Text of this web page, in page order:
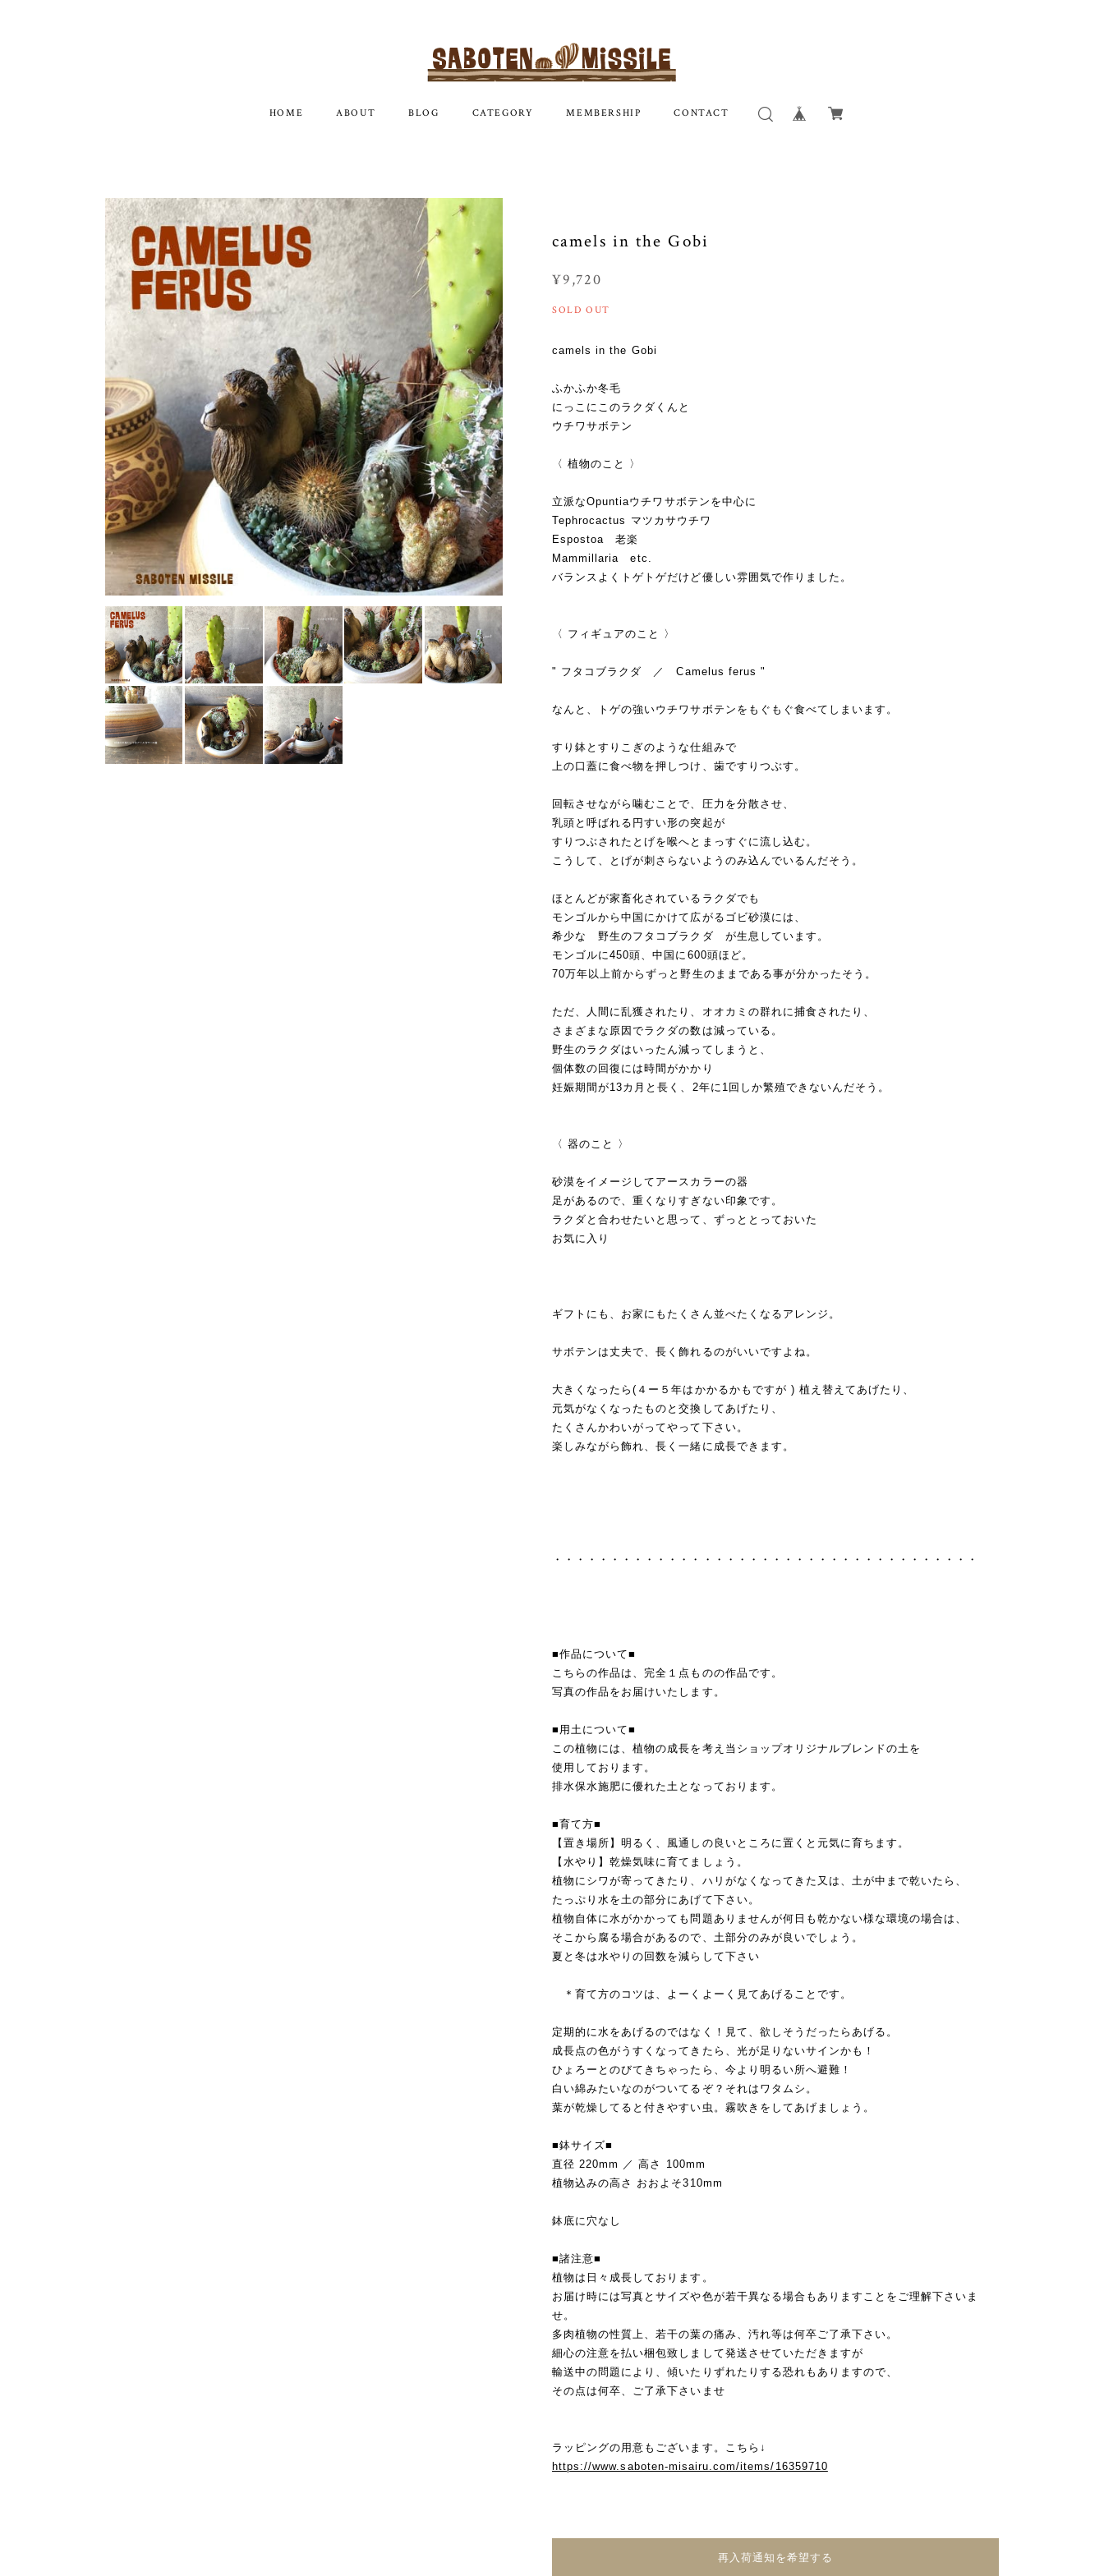
HOME ABOUT BLOG CATEGORY MEMBERSHIP CONTACT
camels in the Gobi
¥9,720
SOLD OUT
camels in the Gobi
ふかふか冬毛
にっこにこのラクダくんと
ウチワサボテン
〈 植物のこと 〉
立派なOpuntiaウチワサボテンを中心に
Tephrocactus マツカサウチワ
Espostoa 老楽
Mammillaria etc.
バランスよくトゲトゲだけど優しい雰囲気で作りました。
〈 フィギュアのこと 〉
" フタコブラクダ ／ Camelus ferus "
なんと、トゲの強いウチワサボテンをもぐもぐ食べてしまいます。
すり鉢とすりこぎのような仕組みで
上の口蓋に食べ物を押しつけ、歯ですりつぶす。
回転させながら噛むことで、圧力を分散させ、
乳頭と呼ばれる円すい形の突起が
すりつぶされたとげを喉へとまっすぐに流し込む。
こうして、とげが刺さらないようのみ込んでいるんだそう。
ほとんどが家畜化されているラクダでも
モンゴルから中国にかけて広がるゴビ砂漠には、
希少な 野生のフタコブラクダ が生息しています。
モンゴルに450頭、中国に600頭ほど。
70万年以上前からずっと野生のままである事が分かったそう。
ただ、人間に乱獲されたり、オオカミの群れに捕食されたり、
さまざまな原因でラクダの数は減っている。
野生のラクダはいったん減ってしまうと、
個体数の回復には時間がかかり
妊娠期間が13カ月と長く、2年に1回しか繁殖できないんだそう。
〈 器のこと 〉
砂漠をイメージしてアースカラーの器
足があるので、重くなりすぎない印象です。
ラクダと合わせたいと思って、ずっととっておいた
お気に入り
ギフトにも、お家にもたくさん並べたくなるアレンジ。
サボテンは丈夫で、長く飾れるのがいいですよね。
大きくなったら(４ー５年はかかるかもですが ) 植え替えてあげたり、
元気がなくなったものと交換してあげたり、
たくさんかわいがってやって下さい。
楽しみながら飾れ、長く一緒に成長できます。
・・・・・・・・・・・・・・・・・・・・・・・・・・・・・・・・・・・・・
■作品について■
こちらの作品は、完全１点ものの作品です。
写真の作品をお届けいたします。
■用土について■
この植物には、植物の成長を考え当ショップオリジナルブレンドの土を
使用しております。
排水保水施肥に優れた土となっております。
■育て方■
【置き場所】明るく、風通しの良いところに置くと元気に育ちます。
【水やり】乾燥気味に育てましょう。
植物にシワが寄ってきたり、ハリがなくなってきた又は、土が中まで乾いたら、
たっぷり水を土の部分にあげて下さい。
植物自体に水がかかっても問題ありませんが何日も乾かない様な環境の場合は、
そこから腐る場合があるので、土部分のみが良いでしょう。
夏と冬は水やりの回数を減らして下さい
＊育て方のコツは、よーくよーく見てあげることです。
定期的に水をあげるのではなく！見て、欲しそうだったらあげる。
成長点の色がうすくなってきたら、光が足りないサインかも！
ひょろーとのびてきちゃったら、今より明るい所へ避難！
白い綿みたいなのがついてるぞ？それはワタムシ。
葉が乾燥してると付きやすい虫。霧吹きをしてあげましょう。
■鉢サイズ■
直径 220mm ／ 高さ 100mm
植物込みの高さ おおよそ310mm
鉢底に穴なし
■諸注意■
植物は日々成長しております。
お届け時には写真とサイズや色が若干異なる場合もありますことをご理解下さいま
せ。
多肉植物の性質上、若干の葉の痛み、汚れ等は何卒ご了承下さい。
細心の注意を払い梱包致しまして発送させていただきますが
輸送中の問題により、傾いたりずれたりする恐れもありますので、
その点は何卒、ご了承下さいませ
ラッピングの用意もございます。こちら↓
https://www.saboten-misairu.com/items/16359710
再入荷通知を希望する